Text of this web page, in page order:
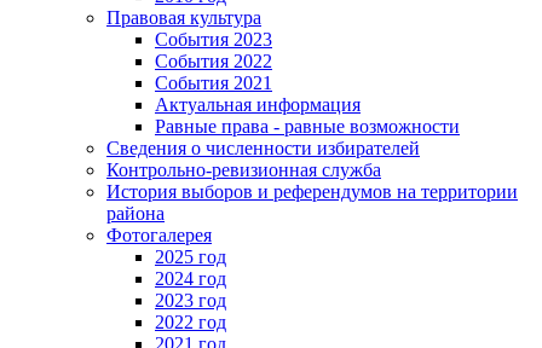
Правовая культура
События 2023
События 2022
События 2021
Актуальная информация
Равные права - равные возможности
Сведения о численности избирателей
Контрольно-ревизионная служба
История выборов и референдумов на территории
района
Фотогалерея
2025 год
2024 год
2023 год
2022 год
2021 год